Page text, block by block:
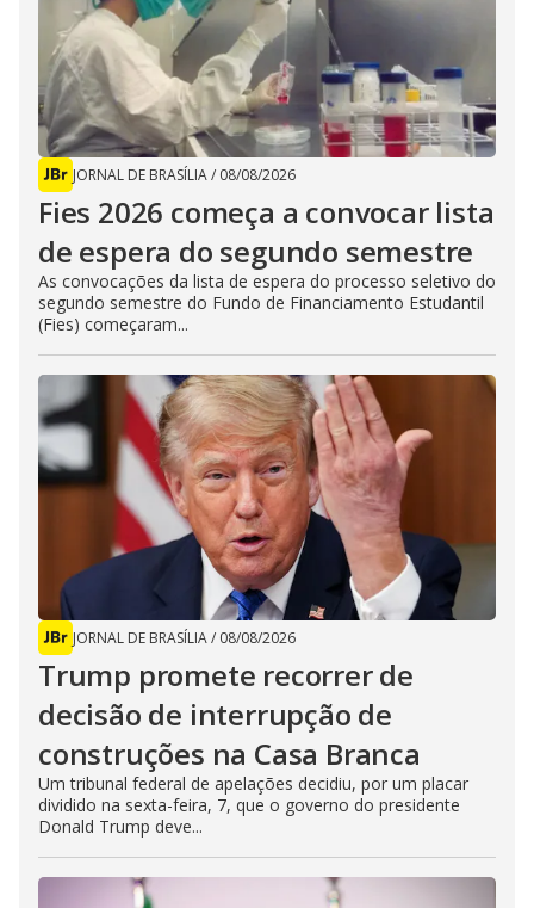
JORNAL DE BRASÍLIA/ 08/08/2026
Fies 2026 começa a convocar lista
de espera do segundo semestre
As convocações da lista de espera do processo seletivo do
segundo semestre do Fundo de Financiamento Estudantil
(Fies) começaram...
JORNAL DE BRASÍLIA/ 08/08/2026
Trump promete recorrer de
decisão de interrupção de
construções na Casa Branca
Um tribunal federal de apelações decidiu, por um placar
dividido na sexta-feira, 7, que o governo do presidente
Donald Trump deve...